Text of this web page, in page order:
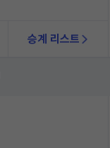
승계 리스트